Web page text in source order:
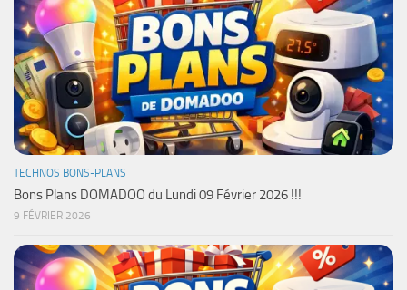
TECHNOS BONS-PLANS
Bons Plans DOMADOO du Lundi 09 Février 2026 !!!
9 FÉVRIER 2026